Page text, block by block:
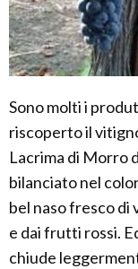
Sono molti i
riscoperto il
Lacrima di Morro
bilanciato nel
bel naso fresco
e dai frutti rossi.
chiude